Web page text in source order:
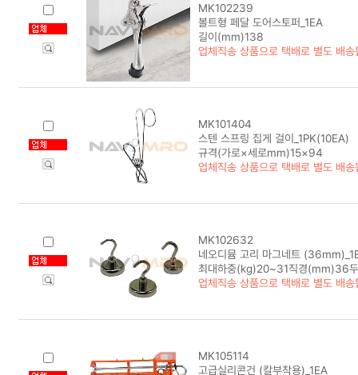
MK102239
볼트형 페달 도어스토퍼_1EA
길이(mm)138
업체직송 상품으로 택배로 별도 배송
MK101404
스텐 스프링 집게 걸이_1PK(10EA)
규격(가로×세로mm)15×94
업체직송 상품으로 택배로 별도 배송
MK102632
네오디뮴 고리 마그네트
최대하중(kg)20~31직경(mm)36
업체직송 상품으로 택배로 별도 배송
MK105114
고급실리콘건 (칼부착용)_1EA